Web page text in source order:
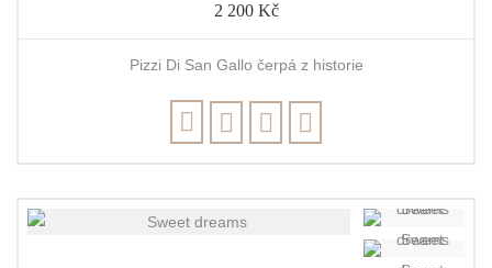
2 200 Kč
Pizzi Di San Gallo čerpá z historie